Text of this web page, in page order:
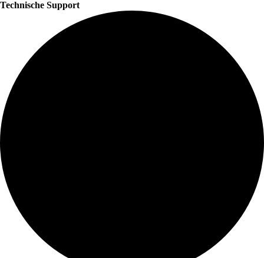
Technische Support